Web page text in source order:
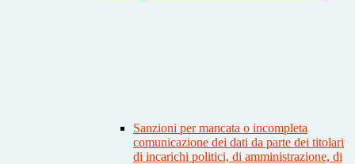
Sanzioni per mancata o incompleta
comunicazione dei dati da parte dei titolari
di incarichi politici, di amministrazione, di